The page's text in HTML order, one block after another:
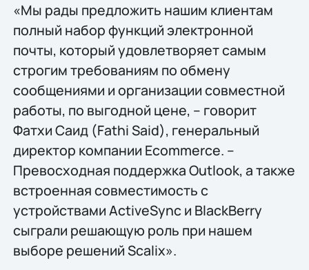
«Мы рады предложить нашим клиентам
полный набор функций электронной
почты, который удовлетворяет самым
строгим требованиям по обмену
сообщениями и организации совместной
работы, по выгодной цене, – говорит
Фатхи Саид (Fathi Said), генеральный
директор компании Ecommerce. –
Превосходная поддержка Outlook, а также
встроенная совместимость с
устройствами ActiveSync и BlackBerry
сыграли решающую роль при нашем
выборе решений Scalix».